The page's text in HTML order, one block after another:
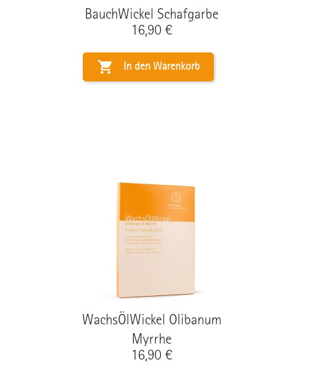
BauchWickel Schafgarbe
Preis
16,90 €
 In den Warenkorb
WachsÖlWickel Olibanum
Myrrhe
Preis
16,90 €